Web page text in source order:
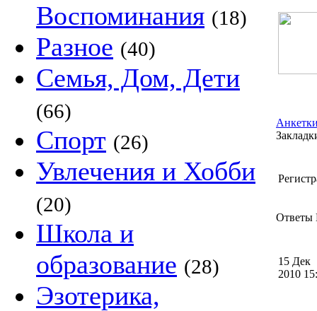
Воспоминания (18)
Разное (40)
Семья, Дом, Дети
(66)
Спорт (26)
Увлечения и Хобби
(20)
Школа и
образование (28)
Эзотерика,
Ответы
15 Дек
2010